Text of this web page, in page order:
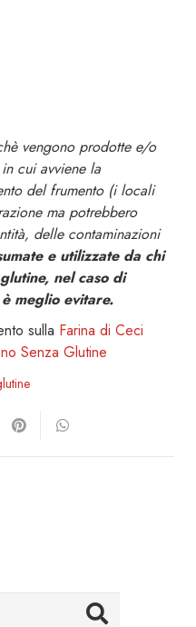
vengono prodotte e/o
cui avviene la
del frumento (i locali
ma potrebbero
delle contaminazioni
e utilizzate da chi
nel caso di
meglio evitare.
sulla Farina di Ceci
Senza Glutine